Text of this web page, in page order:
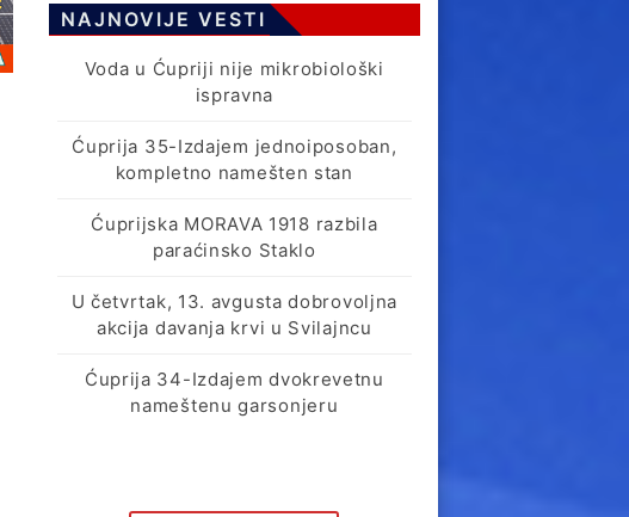
NAJNOVIJE VESTI
Voda u Ćupriji nije mikrobiološki
ispravna
Ćuprija 35-Izdajem jednoiposoban,
kompletno namešten stan
Ćuprijska MORAVA 1918 razbila
paraćinsko Staklo
U četvrtak, 13. avgusta dobrovoljna
akcija davanja krvi u Svilajncu
Ćuprija 34-Izdajem dvokrevetnu
nameštenu garsonjeru